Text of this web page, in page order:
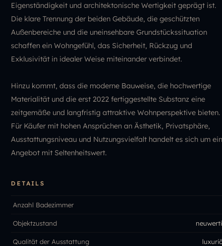
Eigenständigkeit und architektonische Wertigkeit geprägt ist.
Die klare Trennung der beiden Gebäude, die geschützten
Außenbereiche und die uneinsehbare Grundstückssituation
schaffen ein Wohngefühl, das Sicherheit, Rückzug und
Exklusivität in idealer Weise miteinander verbindet.
Hinzu kommt, dass die moderne Bauweise, die hochwertige
Materialität und die erst 2022 fertiggestellte Substanz eine
zeitgemäße und langfristig attraktive Wohnperspektive bieten.
Für Käufer mit hohen Ansprüchen an Ästhetik, Privatsphäre,
Ausstattungsniveau und Nutzungsvielfalt handelt es sich um
Angebot mit Seltenheitswert.
DETAILS
Anzahl Badezimmer
Objektzustand
Qualität der Ausstattung